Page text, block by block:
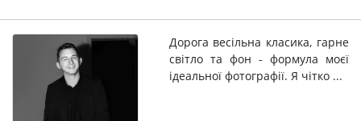
Дорога весільна класика, гарне
світло та фон - формула моєї
ідеальної фотографії. Я чітко ...